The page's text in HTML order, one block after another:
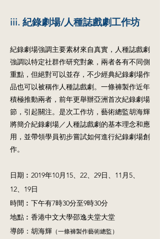
iii. 紀錄劇場/人種誌戲劇工作坊
紀錄劇場強調主要素材來自真實，人種誌戲劇
強調以特定社群作研究對象，兩者各有不同側
重點，但絕對可以並存，不少經典紀錄劇場作
品也可以被稱作人種誌戲劇。一條褲製作近年
積極推動兩者，前年更舉辦亞洲首次紀錄劇場
節，引起關注。是次工作坊，藝術總監胡海輝
將簡介紀錄劇場／人種誌戲劇的基本理念和應
用，並帶領學員初步嘗試如何進行紀錄劇場創
作。
日期︰2019年10月15、22、29日、11月5、
12、19日
時間︰下午有7時30分至9時30分
地點︰香港中文大學邵逸夫堂大堂
導師：胡海輝 （一條褲製作藝術總監）